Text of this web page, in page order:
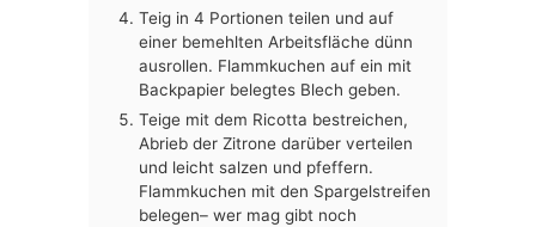
Teig in 4 Portionen teilen und auf
einer bemehlten Arbeitsfläche dünn
ausrollen. Flammkuchen auf ein mit
Backpapier belegtes Blech geben.
Teige mit dem Ricotta bestreichen,
Abrieb der Zitrone darüber verteilen
und leicht salzen und pfeffern.
Flammkuchen mit den Spargelstreifen
belegen– wer mag gibt noch